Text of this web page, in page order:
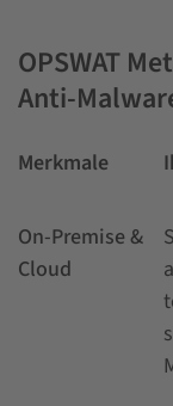
OPSWAT
Anti-
Merkmale
On-Premise &
Cloud